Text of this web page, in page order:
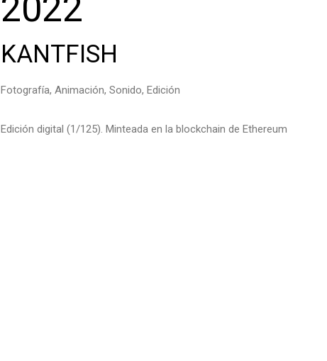
2022
KANTFISH
Fotografía, Animación, Sonido, Edición
Edición digital (1/125). Minteada en la blockchain de Ethereum